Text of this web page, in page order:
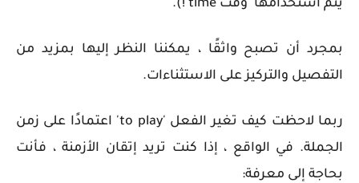
يتم استخدامها 'وقت time
'!).
بمجرد أن تصبح واثقًا ، يمكننا النظر إليها بمزيد من
التفصيل والتركيز على الاستثناءات.
ربما لاحظت كيف تغير الفعل 'to play' اعتمادًا على زمن
الجملة. في الواقع ، إذا كنت تريد إتقان الأزمنة ، فأنت
بحاجة إلى معرفة: